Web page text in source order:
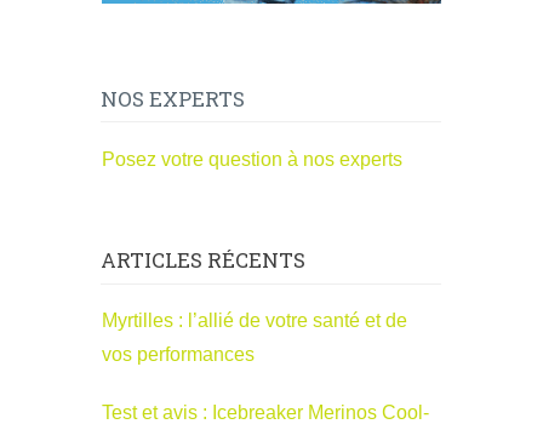
NOS EXPERTS
Posez votre question à nos experts
ARTICLES RÉCENTS
Myrtilles : l’allié de votre santé et de
vos performances
Test et avis : Icebreaker Merinos Cool-